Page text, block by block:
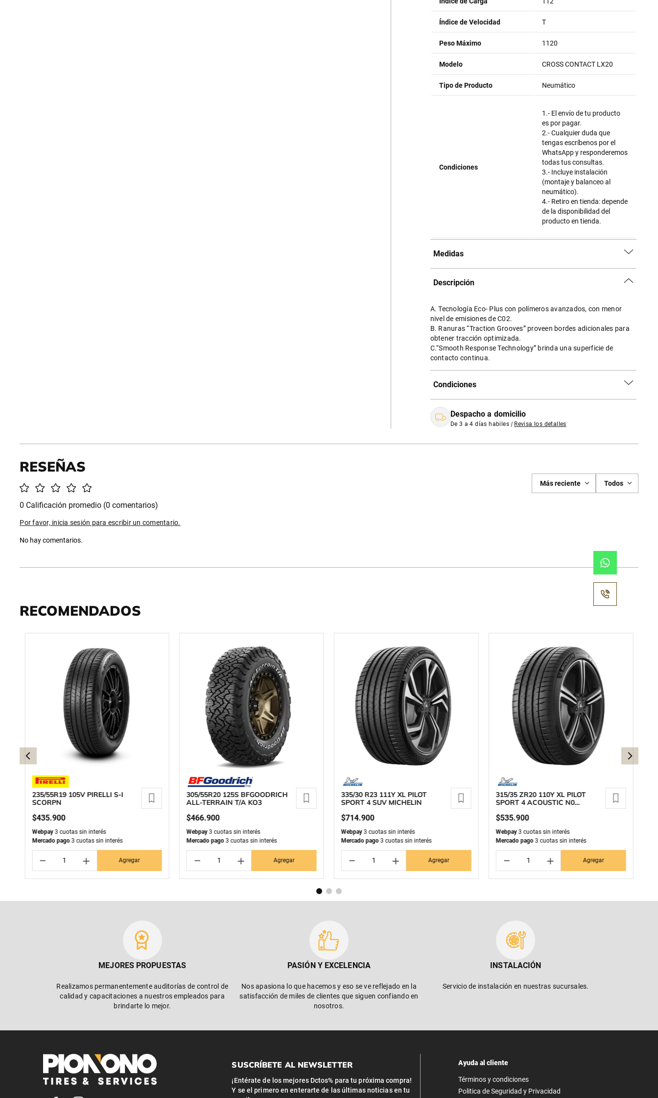
Índice de Velocidad T
Peso Máximo 1120
Modelo CROSS CONTACT LX20
Tipo de Producto Neumático
Condiciones
1.- El envío de tu producto
es por pagar.
2.- Cualquier duda que
tengas escríbenos por el
WhatsApp y responderemos
todas tus consultas.
3.- Incluye instalación
(montaje y balanceo al
neumático).
4.- Retiro en tienda: depende
de la disponibilidad del
producto en tienda.
Medidas
Descripción
A. Tecnología Eco- Plus con polímeros avanzados, con menor
nivel de emisiones de C02.
B. Ranuras “Traction Grooves” proveen bordes adicionales para
obtener tracción optimizada.
C.“Smooth Response Technology” brinda una superficie de
contacto continua.
Condiciones
Despacho a domicilio
De 3 a 4 días habiles | Revisa los detalles
0 Calificación promedio (0 comentarios)
Por favor, inicia sesión para escribir un comentario.
Más reciente Todos
No hay comentarios.
RECOMENDADOS
235/55R19 105V PIRELLI S-I
SCORPN
$435.900
Webpay3 cuotas sin interés
Mercado pago3 cuotas sin interés
＋
－ Agregar
305/55R20 125S BFGOODRICH
ALL-TERRAIN T/A KO3
$466.900
Webpay 3 cuotas sin interés
Mercado pago 3 cuotas sin interés
＋
－ Agregar
335/30 R23 111Y XL PILOT
SPORT 4 SUV MICHELIN
$714.900
Webpay3 cuotas sin interés
Mercado pago3 cuotas sin interés
＋
－ Agregar
315/35 ZR20 110Y XL PILOT
SPORT 4 ACOUSTIC N0
$535.900
Webpay3 cuotas sin interés
Mercado pago3 cuotas sin interés
＋
－ Agregar
MEJORES PROPUESTAS
Realizamos permanentemente auditorías de control de
calidad y capacitaciones a nuestros empleados para
brindarte lo mejor.
PASIÓN Y EXCELENCIA
Nos apasiona lo que hacemos y eso se ve reflejado en la
satisfacción de miles de clientes que siguen confiando en
nosotros.
INSTALACIÓN
Servicio de instalación en nuestras sucursales.
SUSCRÍBETE AL NEWSLETTER
¡Entérate de los mejores Dctos% para tu próxima compra!
Y se el primero en enterarte de las últimas noticias en tu
Ayuda al cliente
Términos y condiciones
Politica de Seguridad y Privacidad